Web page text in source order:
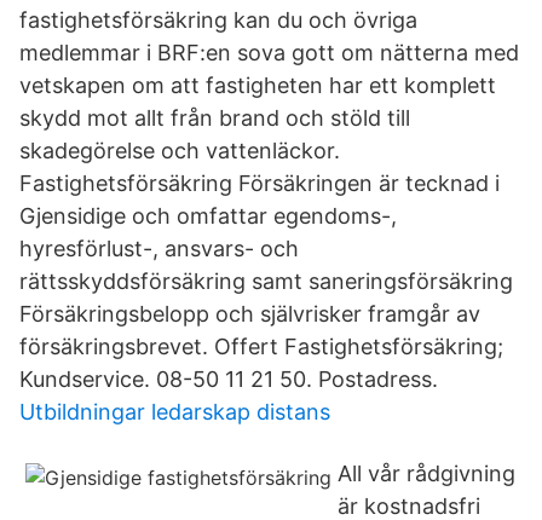
fastighetsförsäkring kan du och övriga
medlemmar i BRF:en sova gott om nätterna med
vetskapen om att fastigheten har ett komplett
skydd mot allt från brand och stöld till
skadegörelse och vattenläckor.
Fastighetsförsäkring Försäkringen är tecknad i
Gjensidige och omfattar egendoms-,
hyresförlust-, ansvars- och
rättsskyddsförsäkring samt saneringsförsäkring
Försäkringsbelopp och självrisker framgår av
försäkringsbrevet. Offert Fastighetsförsäkring;
Kundservice. 08-50 11 21 50. Postadress.
Utbildningar ledarskap distans
All vår rådgivning
är kostnadsfri